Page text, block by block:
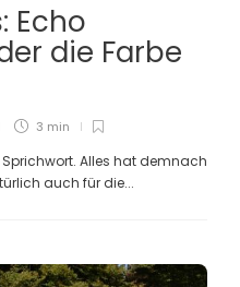
Echo
die Farbe
3 min
Alles hat demnach
auch für die...